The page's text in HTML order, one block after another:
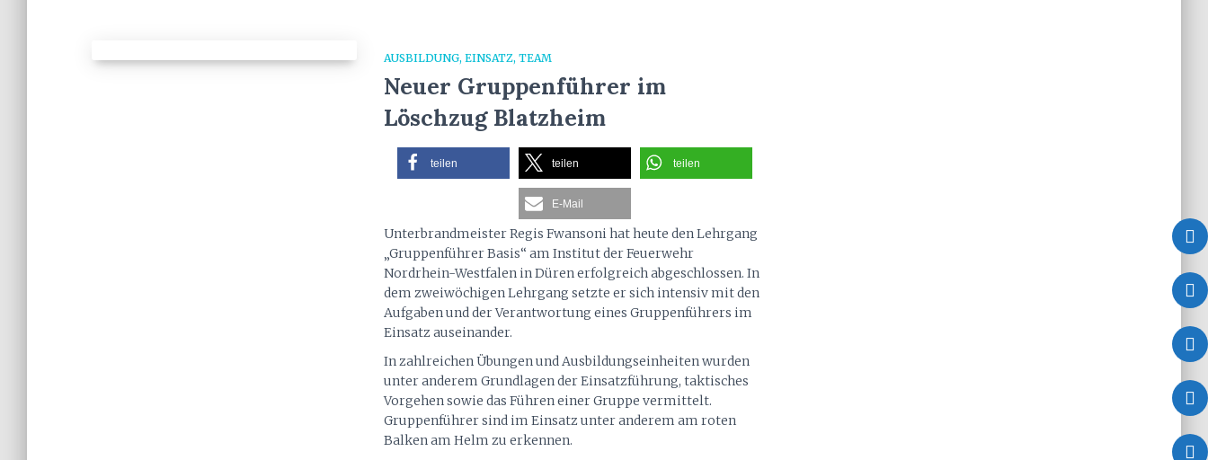
AUSBILDUNG EINSATZ TEAM
Neuer Gruppenführer im
Löschzug Blatzheim
teilen teilen teilen
E-Mail
Unterbrandmeister Regis Fwansoni hat heute den Lehrgang
„Gruppenführer Basis“ am Institut der Feuerwehr
Nordrhein-Westfalen in Düren erfolgreich abgeschlossen. In
dem zweiwöchigen Lehrgang setzte er sich intensiv mit den
Aufgaben und der Verantwortung eines Gruppenführers im
Einsatz auseinander.
In zahlreichen Übungen und Ausbildungseinheiten wurden
unter anderem Grundlagen der Einsatzführung, taktisches
Vorgehen sowie das Führen einer Gruppe vermittelt.
Gruppenführer sind im Einsatz unter anderem am roten
Balken am Helm zu erkennen.